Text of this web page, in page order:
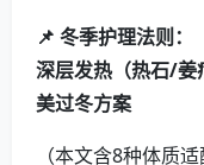
📌 冬季护理法则：
深层发热（热石/姜
美过冬方案
（本文含8种体质